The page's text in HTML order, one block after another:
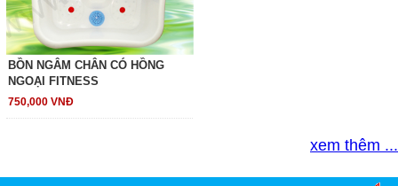
BỒN NGÂM CHÂN CÓ HỒNG
NGOẠI FITNESS
750,000 VNĐ
xem thêm ...